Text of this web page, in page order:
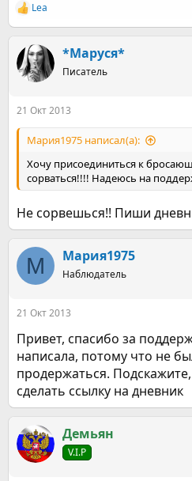
Р
е
к
ц
и
Lea
*Маруся*
Писатель
21 Окт 2013
Мария1975 написал(а):
Хочу присоединиться к
сорваться!!!! Надеюсь на
Не сорвешься!! Пиши
М Мария1975
Наблюдатель
21 Окт 2013
Привет, спасибо за
написала, потому что не
продержаться.
сделать ссылку на дневник
Демьян
V.I.P